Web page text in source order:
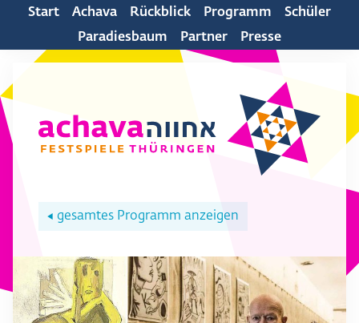
Start Achava Rückblick Programm
Schüler
Paradiesbaum
Partner Presse
◀ gesamtes Programm anzeigen